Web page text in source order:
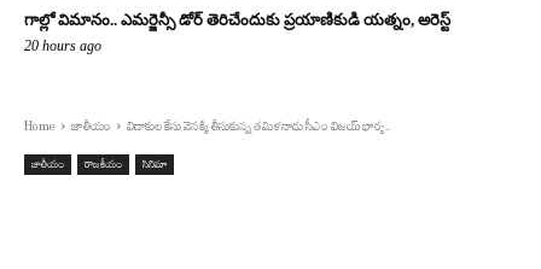
గాల్లో విమానం.. ఎమర్జెన్సీ డోర్ తెరిచేందుకు ప్రయాణికుడి యత్నం, అరెస్ట్
20 hours ago